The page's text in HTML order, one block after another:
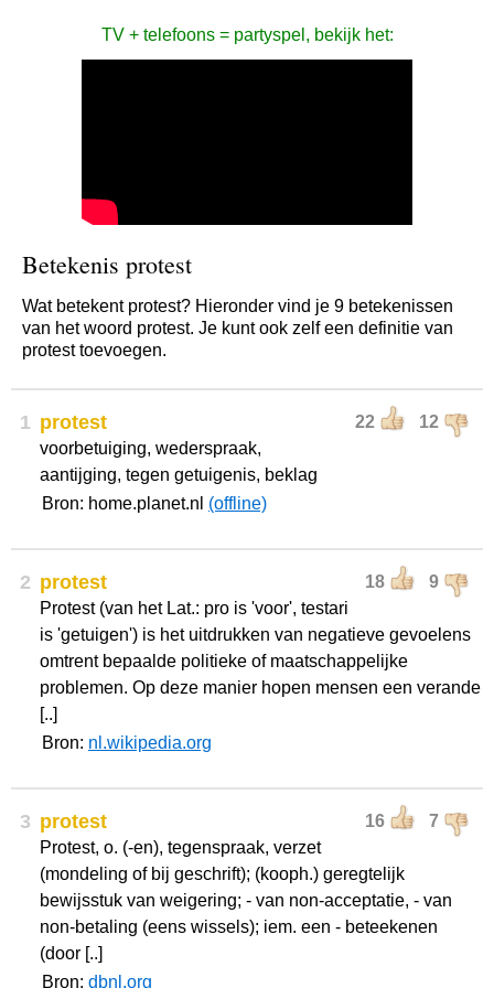
TV + telefoons = partyspel, bekijk het:
Betekenis protest
Wat betekent protest? Hieronder vind je 9 betekenissen
van het woord protest. Je kunt ook zelf een definitie van
protest toevoegen.
1 22 12
protest
voorbetuiging, wederspraak,
aantijging, tegen getuigenis, beklag
Bron: home.planet.nl (offline)
2 18 9
protest
Protest (van het Lat.: pro is 'voor', testari
is 'getuigen') is het uitdrukken van negatieve gevoelens
omtrent bepaalde politieke of maatschappelijke
problemen. Op deze manier hopen mensen een verande
[..]
Bron: nl.wikipedia.org
3 16 7
protest
Protest, o. (-en), tegenspraak, verzet
(mondeling of bij geschrift); (kooph.) geregtelijk
bewijsstuk van weigering; - van non-acceptatie, - van
non-betaling (eens wissels); iem. een - beteekenen
(door [..]
Bron: dbnl.org